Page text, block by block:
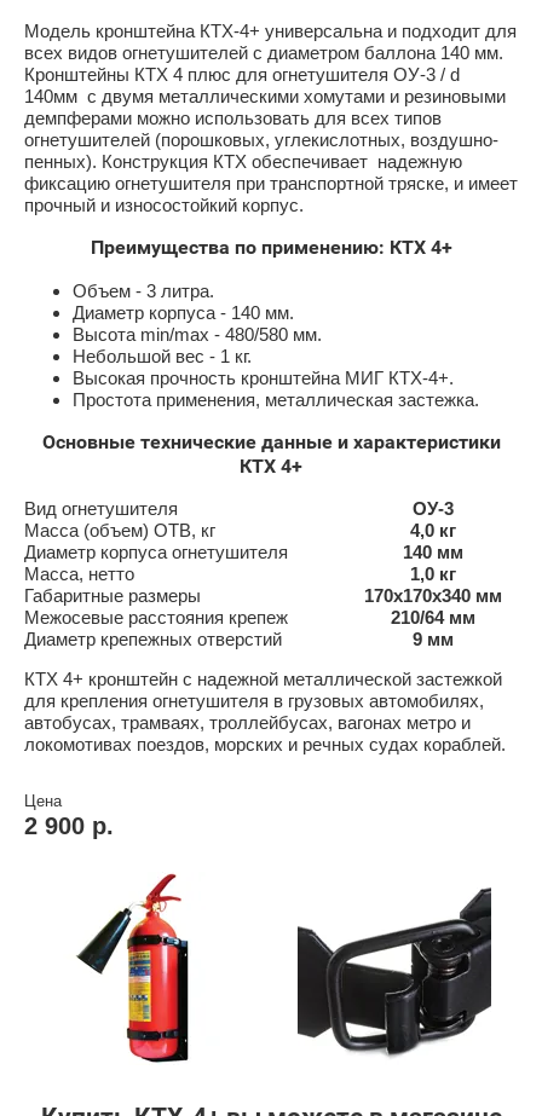
Модель кронштейна КТХ-4+ универсальна и подходит для
всех видов огнетушителей с диаметром баллона 140 мм.
Кронштейны КТХ 4 плюс для огнетушителя ОУ-3 / d
140мм с двумя металлическими хомутами и резиновыми
демпферами можно использовать для всех типов
огнетушителей (порошковых, углекислотных, воздушно-
пенных). Конструкция КТХ обеспечивает надежную
фиксацию огнетушителя при транспортной тряске, и имеет
прочный и износостойкий корпус.
Преимущества по применению: КТХ 4+
Объем - 3 литра.
Диаметр корпуса - 140 мм.
Высота min/max - 480/580 мм.
Небольшой вес - 1 кг.
Высокая прочность кронштейна МИГ КТХ-4+.
Простота применения, металлическая застежка.
Основные технические данные и характеристики
КТХ 4+
Вид огнетушителя
ОУ-3
Масса (объем) ОТВ, кг
4,0 кг
Диаметр корпуса огнетушителя
140 мм
Масса, нетто
1,0 кг
Габаритные размеры
170х170х340 мм
Межосевые расстояния крепеж
210/64 мм
Диаметр крепежных отверстий
9 мм
КТХ 4+ кронштейн с надежной металлической застежкой
для крепления огнетушителя в грузовых автомобилях,
автобусах, трамваях, троллейбусах, вагонах метро и
локомотивах поездов, морских и речных судах кораблей.
Цена
2 900 р.